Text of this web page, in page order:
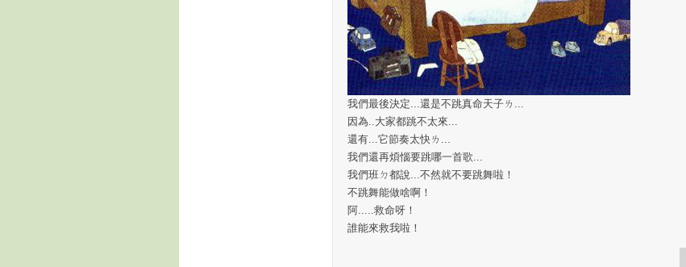
我們最後決定...還是不跳真命天子ㄌ...
因為..大家都跳不太來...
還有...它節奏太快ㄌ...
我們還再煩惱要跳哪一首歌...
我們班ㄉ都說...不然就不要跳舞啦！
不跳舞能做啥啊！
阿.....救命呀！
誰能來救我啦！